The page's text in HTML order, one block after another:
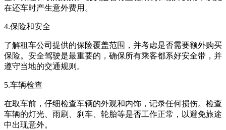
在还车时产生意外费用。
4.保险和安全
了解租车公司提供的保险覆盖范围，并考虑是否需要额外购买
保险。安全驾驶是最重要的，确保所有乘客都系好安全带，并
遵守当地的交通规则。
5.车辆检查
在取车前，仔细检查车辆的外观和内饰，记录任何损伤。检查
车辆的灯光、雨刷、刹车、轮胎等是否工作正常，以避免旅途
中出现意外。